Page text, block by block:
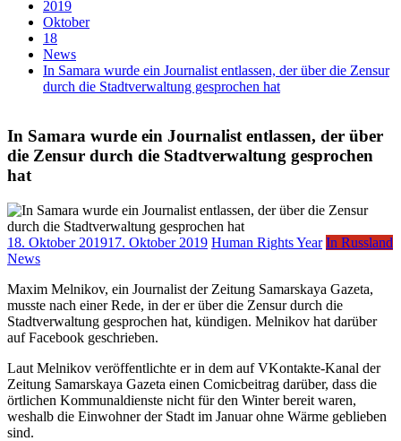
2019
Oktober
18
News
In Samara wurde ein Journalist entlassen, der über die Zensur
durch die Stadtverwaltung gesprochen hat
In Samara wurde ein Journalist entlassen, der über
die Zensur durch die Stadtverwaltung gesprochen
hat
18. Oktober 201917. Oktober 2019 Human Rights Year In Russland
News
Maxim Melnikov, ein Journalist der Zeitung Samarskaya Gazeta,
musste nach einer Rede, in der er über die Zensur durch die
Stadtverwaltung gesprochen hat, kündigen. Melnikov hat darüber
auf Facebook geschrieben.
Laut Melnikov veröffentlichte er in dem auf VKontakte-Kanal der
Zeitung Samarskaya Gazeta einen Comicbeitrag darüber, dass die
örtlichen Kommunaldienste nicht für den Winter bereit waren,
weshalb die Einwohner der Stadt im Januar ohne Wärme geblieben
sind.